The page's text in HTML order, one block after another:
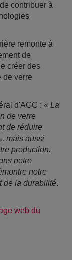
contribuer à
remonte à
de
créer des
de verre
d'AGC : « La
de verre
de réduire
mais aussi
production.
notre
notre
de la durabilité.
web du